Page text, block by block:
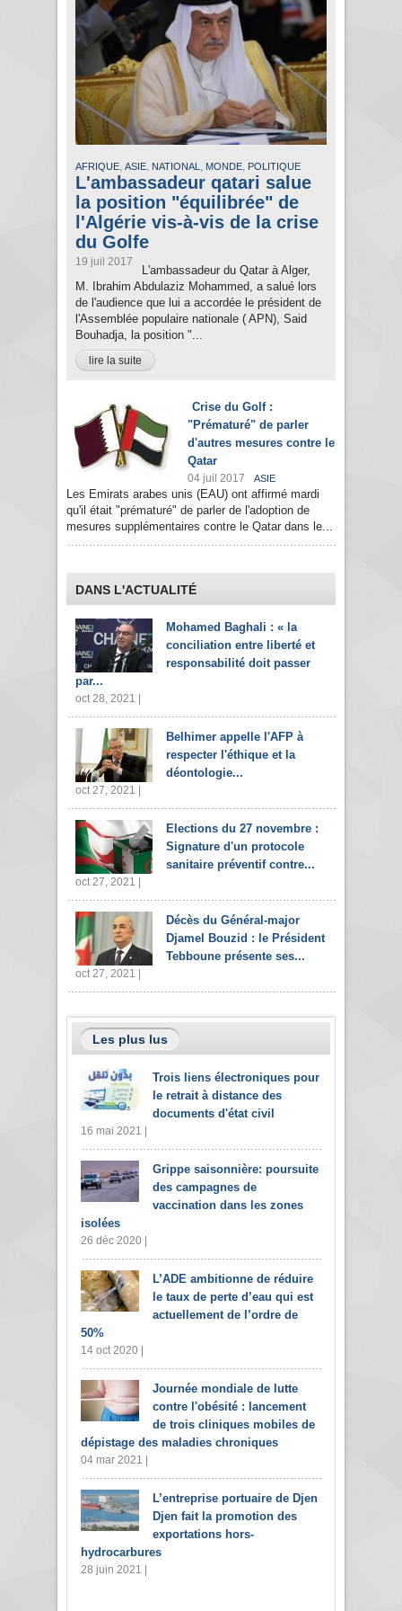
AFRIQUE, ASIE, NATIONAL , MONDE, POLITIQUE
L'ambassadeur qatari salue
la position "équilibrée" de
l'Algérie vis-à-vis de la crise
du Golfe
19 juil 2017
L'ambassadeur du Qatar à Alger,
M. Ibrahim Abdulaziz Mohammed, a salué lors
de l'audience que lui a accordée le président de
l'Assemblée populaire nationale ( APN), Said
Bouhadja, la position "...
lire la suite
Crise du Golf :
"Prématuré" de parler
d'autres mesures contre le
Qatar
04 juil 2017 ASIE
Les Emirats arabes unis (EAU) ont affirmé mardi
qu'il était "prématuré" de parler de l'adoption de
mesures supplémentaires contre le Qatar dans le...
DANS L'ACTUALITÉ
Mohamed Baghali : « la
conciliation entre liberté et
responsabilité doit passer
par...
oct 28, 2021 |
Belhimer appelle l'AFP à
respecter l'éthique et la
déontologie...
oct 27, 2021 |
Elections du 27 novembre :
Signature d'un protocole
sanitaire préventif contre...
oct 27, 2021 |
Décès du Général-major
Djamel Bouzid : le Président
Tebboune présente ses...
oct 27, 2021 |
Les plus lus
Trois liens électroniques pour
le retrait à distance des
documents d'état civil
16 mai 2021 |
Grippe saisonnière: poursuite
des campagnes de
vaccination dans les zones
isolées
26 déc 2020 |
L’ADE ambitionne de réduire
le taux de perte d’eau qui est
actuellement de l’ordre de
50%
14 oct 2020 |
Journée mondiale de lutte
contre l'obésité : lancement
de trois cliniques mobiles de
dépistage des maladies chroniques
04 mar 2021 |
L’entreprise portuaire de Djen
Djen fait la promotion des
exportations hors-
hydrocarbures
28 juin 2021 |